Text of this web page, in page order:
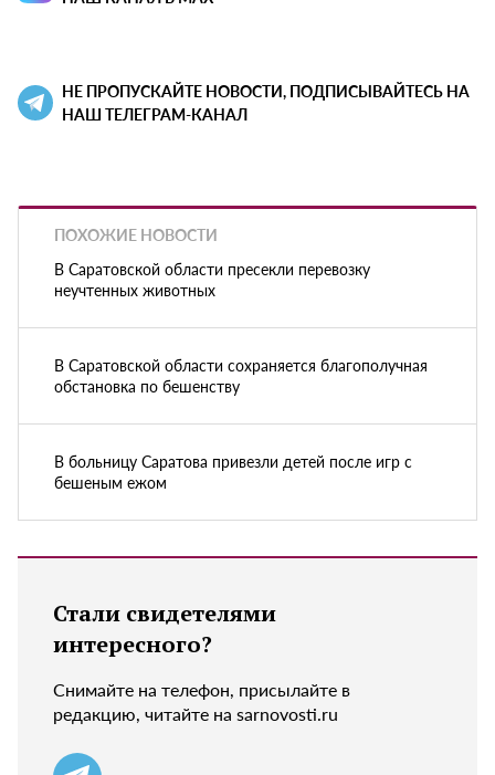
НЕ ПРОПУСКАЙТЕ НОВОСТИ, ПОДПИСЫВАЙТЕСЬ НА
НАШ ТЕЛЕГРАМ-КАНАЛ
ПОХОЖИЕ НОВОСТИ
В Саратовской области пресекли перевозку
неучтенных животных
В Саратовской области сохраняется благополучная
обстановка по бешенству
В больницу Саратова привезли детей после игр с
бешеным ежом
Стали свидетелями
интересного?
Снимайте на телефон, присылайте в
редакцию, читайте на sarnovosti.ru